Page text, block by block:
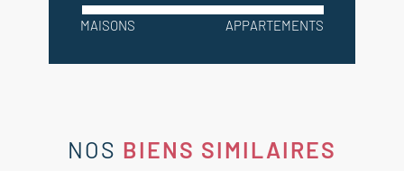
MAISONS APPARTEMENTS
NOS BIENS SIMILAIRES